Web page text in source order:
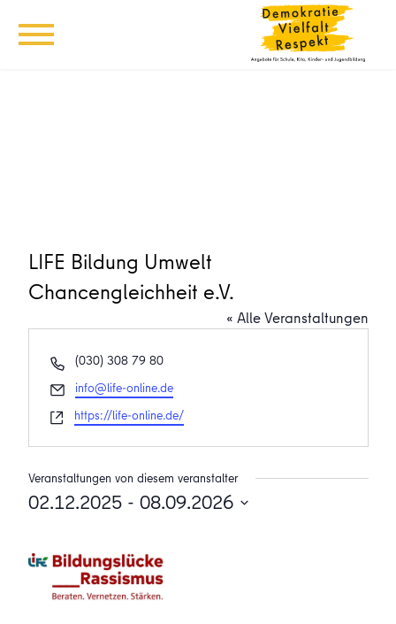
LIFE Bildung Umwelt
Chancengleichheit e.V.
« Alle Veranstaltungen
Telefon
(030) 308 79 80
Email
info@life-online.de
Webseite
https://life-online.de/
Veranstaltungen von diesem veranstalter
02.12.2025 - 08.09.2026
wählen.